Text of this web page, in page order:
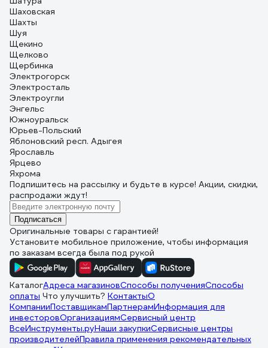
Шаховская
Шахты
Шуя
Щекино
Щелково
Щербинка
Электрогорск
Электросталь
Электроугли
Энгельс
Южноуральск
Юрьев-Польский
Яблоновский респ. Адыгея
Ярославль
Ярцево
Яхрома
Подпишитесь на рассылку и будьте в курсе! Акции, скидки,
распродажи ждут!
Подписаться
Оригинальные товары с гарантией!
Установите мобильное приложение, чтобы информация
по заказам всегда была под рукой
КаталогАдреса магазиновСпособы полученияСпособы
оплаты Что улучшить? КонтактыО
КомпанииПоставщикамПартнерамИнформация для
инвесторовОрганизациямСервисный центр
ВсеИнструменты.руНаши закупкиСервисные центры
производителейПравила применения рекомендательных